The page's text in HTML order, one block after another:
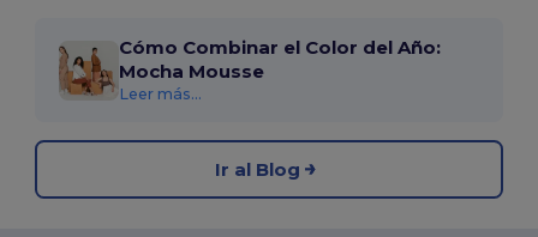
Cómo Combinar el Color del Año:
Mocha Mousse
Leer más...
Ir al Blog